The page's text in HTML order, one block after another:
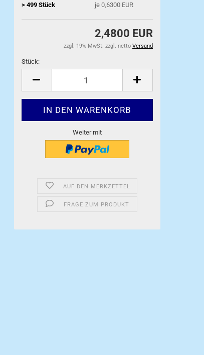
> 499 Stück
je 0,6300 EUR
2,4800 EUR
zzgl. 19% MwSt. zzgl. netto Versand
Stück:
Stück
Weiter mit
AUF DEN MERKZETTEL
FRAGE ZUM PRODUKT